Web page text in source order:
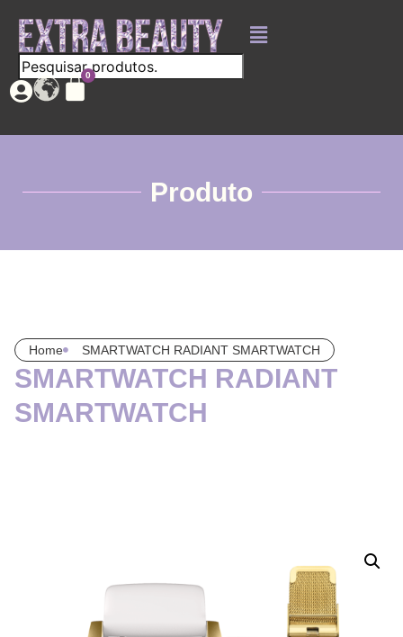
Produto
Home SMARTWATCH RADIANT SMARTWATCH
SMARTWATCH RADIANT
SMARTWATCH